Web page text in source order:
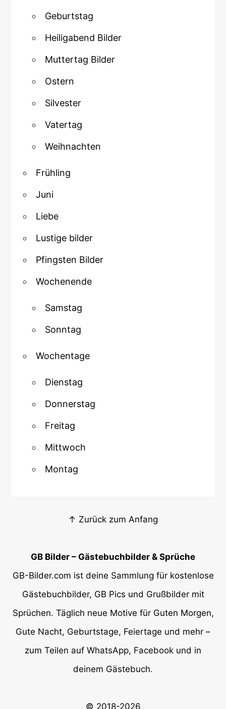
Geburtstag
Heiligabend Bilder
Muttertag Bilder
Ostern
Silvester
Vatertag
Weihnachten
Frühling
Juni
Liebe
Lustige bilder
Pfingsten Bilder
Wochenende
Samstag
Sonntag
Wochentage
Dienstag
Donnerstag
Freitag
Mittwoch
Montag
↑ Zurück zum Anfang
GB Bilder – Gästebuchbilder & Sprüche
GB-Bilder.com ist deine Sammlung für kostenlose
Gästebuchbilder, GB Pics und Grußbilder mit
Sprüchen. Täglich neue Motive für Guten Morgen,
Gute Nacht, Geburtstage, Feiertage und mehr –
zum Teilen auf WhatsApp, Facebook und in
deinem Gästebuch.
© 2018-2026